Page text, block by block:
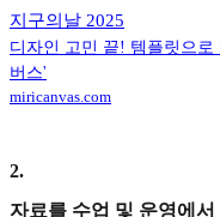
지구의날 2025
디자인 고민 끝! 템플릿으
버스'
miricanvas.com
2.
자료를 수업 및 운영에